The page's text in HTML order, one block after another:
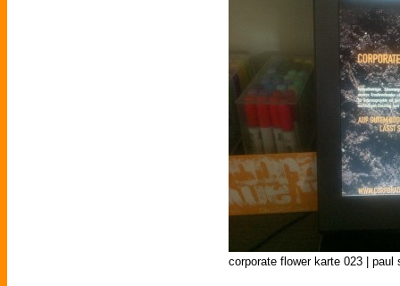
corporate flower karte 023 | paul